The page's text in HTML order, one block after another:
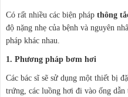
Có rất nhiều các biện pháp thông
độ nặng nhẹ của bệnh và nguyên
pháp khác nhau.
1. Phương pháp bơm hơi
Các bác sĩ sẽ sử dụng một thiết bị
trứng, các luồng hơi đi vào ống